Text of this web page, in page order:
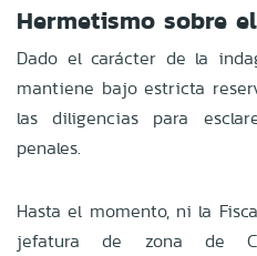
Hermetismo sobre
Dado el carácter de la
mantiene bajo estricta
las diligencias para
penales.
Hasta el momento, ni la
jefatura de zona de